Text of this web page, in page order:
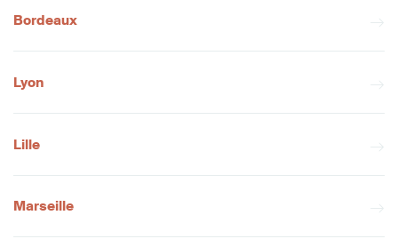
Bordeaux
Lyon
Lille
Marseille